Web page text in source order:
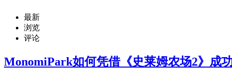
最新
浏览
评论
MonomiPark如何凭借《史莱姆农场2》成